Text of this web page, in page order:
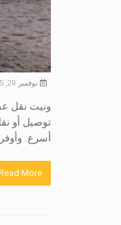
نوفمبر 29, 2025
ونيت نقل
توصيل أو
أسرع.
More